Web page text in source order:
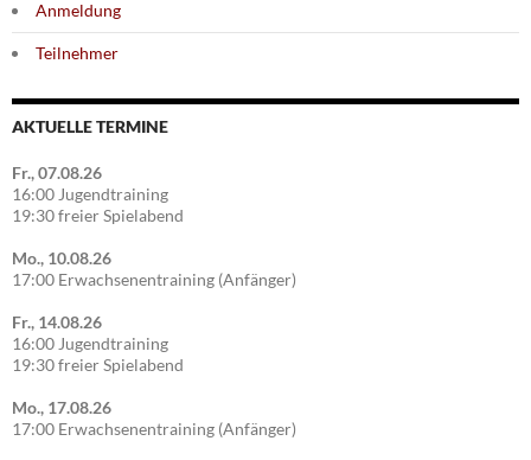
Anmeldung
Teilnehmer
AKTUELLE TERMINE
Fr., 07.08.26
16:00 Jugendtraining
19:30 freier Spielabend
Mo., 10.08.26
17:00 Erwachsenentraining (Anfänger)
Fr., 14.08.26
16:00 Jugendtraining
19:30 freier Spielabend
Mo., 17.08.26
17:00 Erwachsenentraining (Anfänger)